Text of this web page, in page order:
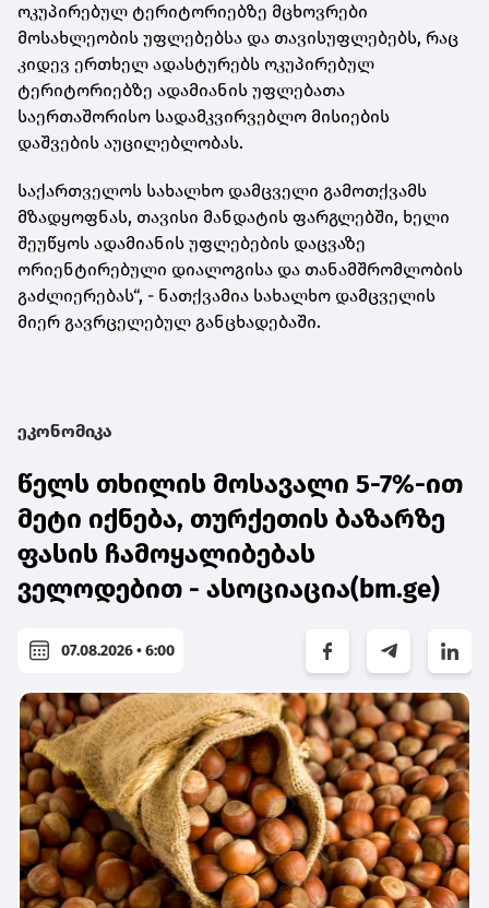
ოკუპირებულ ტერიტორიებზე მცხოვრები
მოსახლეობის უფლებებსა და თავისუფლებებს, რაც
კიდევ ერთხელ ადასტურებს ოკუპირებულ
ტერიტორიებზე ადამიანის უფლებათა
საერთაშორისო სადამკვირვებლო მისიების
დაშვების აუცილებლობას.
საქართველოს სახალხო დამცველი გამოთქვამს
მზადყოფნას, თავისი მანდატის ფარგლებში, ხელი
შეუწყოს ადამიანის უფლებების დაცვაზე
ორიენტირებული დიალოგისა და თანამშრომლობის
გაძლიერებას“, - ნათქვამია სახალხო დამცველის
მიერ გავრცელებულ განცხადებაში.
ეკონომიკა
წელს თხილის მოსავალი 5-7%-ით
მეტი იქნება, თურქეთის ბაზარზე
ფასის ჩამოყალიბებას
ველოდებით - ასოციაცია(bm.ge)
07.08.2026 • 6:00